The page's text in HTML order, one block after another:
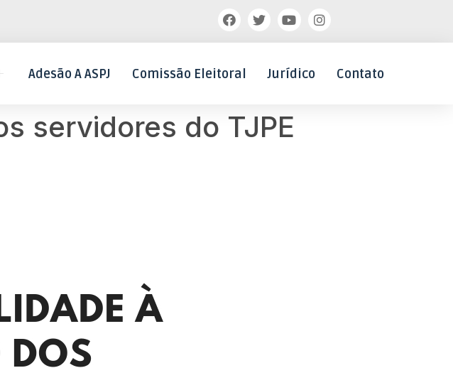
Adesão A ASPJ Comissão Eleitoral Jurídico Contato
servidores do TJPE